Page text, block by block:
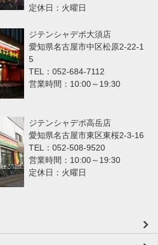
定休日：火曜日
ジテンシャデポ大須店
愛知県名古屋市中区松原2-22-1
5
TEL：052-684-7112
営業時間：10:00～19:30
ジテンシャデポ高岳店
愛知県名古屋市東区東桜2-3-16
TEL：052-508-9520
営業時間：10:00～19:30
定休日：火曜日